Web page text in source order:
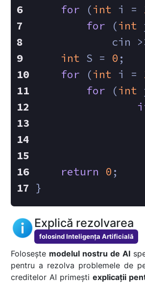
for (int i =
for (int
cin
int S = 0 ;
for (int i =
for (int
return
0 ;
}
Explică rezolvarea
folosind Inteligența Artificială
Folosește modelul nostru de AI
pentru a rezolva problemele de
creditelor AI primești explicații